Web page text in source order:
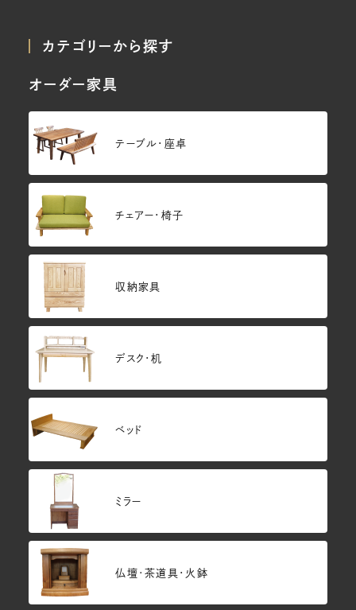
カテゴリーから探す
オーダー家具
テーブル・座卓
チェアー・椅子
収納家具
デスク・机
ベッド
ミラー
仏壇･茶道具・火鉢